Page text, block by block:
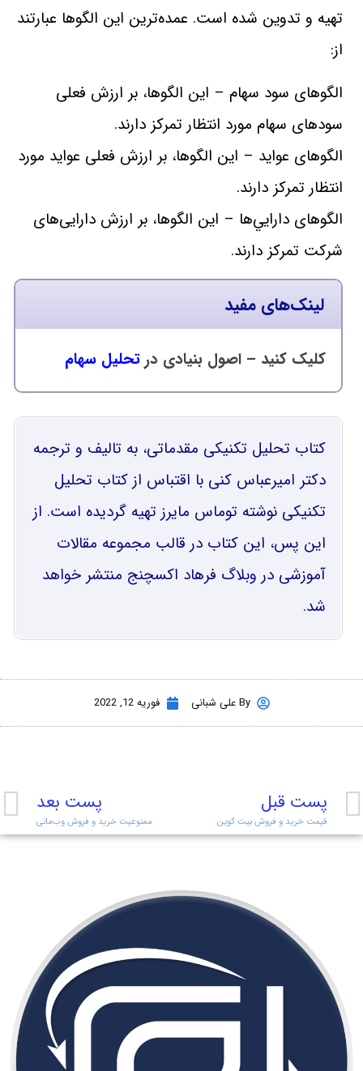
تهيه و تدوين شده است. عمده‌ترين اين الگوها عبارتند
از:
الگوهای سود سهام – اين الگوها، بر ارزش فعلی
سودهای سهام مورد انتظار تمركز دارند.
الگوهای عوايد – اين الگوها، بر ارزش فعلی عوايد مورد
انتظار تمركز دارند.
الگوهای دارايي‌ها – اين الگوها، بر ارزش دارايی‌های
شركت تمركز دارند.
لینک‌های مفید
کلیک کنید – اصول بنیادی درتحليل سهام
کتاب تحلیل تکنیکی مقدماتی، به تالیف و ترجمه
دکتر امیرعباس کنی با اقتباس از کتاب تحلیل
تکنیکی نوشته توماس مایرز تهیه گردیده است. از
این پس، این کتاب در قالب مجموعه مقالات
آموزشی در وبلاگ فرهاد اکسچنج منتشر خواهد
شد.
Byعلی شبانی فوریه 12, 2022
پست قبل
قیمت خرید و فروش بیت کوین
پست بعد
ممنوعیت خرید و فروش وب‌مانی